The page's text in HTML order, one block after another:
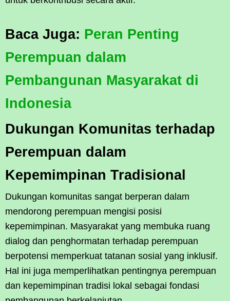
Baca Juga: Peran Penting
Perempuan dalam
Pembangunan Masyarakat di
Indonesia
Dukungan Komunitas terhadap
Perempuan dalam
Kepemimpinan Tradisional
Dukungan komunitas sangat berperan dalam
mendorong perempuan mengisi posisi
kepemimpinan. Masyarakat yang membuka ruang
dialog dan penghormatan terhadap perempuan
berpotensi memperkuat tatanan sosial yang inklusif.
Hal ini juga memperlihatkan pentingnya perempuan
dan kepemimpinan tradisi lokal sebagai fondasi